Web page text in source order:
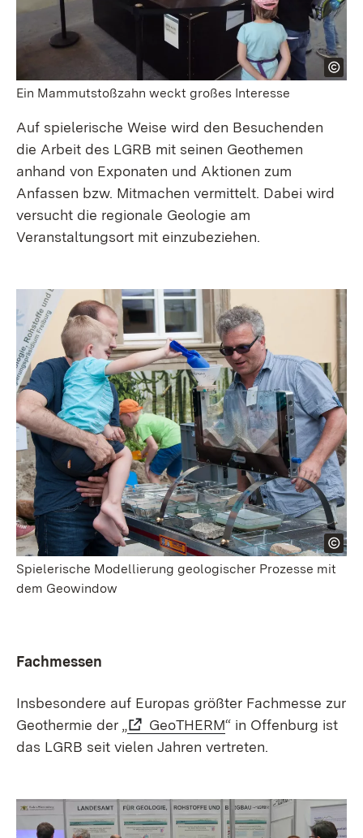
Ein Mammutstoßzahn weckt großes Interesse
Auf spielerische Weise wird den Besuchenden
die Arbeit des LGRB mit seinen Geothemen
anhand von Exponaten und Aktionen zum
Anfassen bzw. Mitmachen vermittelt. Dabei wird
versucht die regionale Geologie am
Veranstaltungsort mit einzubeziehen.
Spielerische Modellierung geologischer Prozesse mit
dem Geowindow
Fachmessen
Insbesondere auf Europas größter Fachmesse zur
Geothermie der „
GeoTHERM“ in Offenburg ist
das LGRB seit vielen Jahren vertreten.